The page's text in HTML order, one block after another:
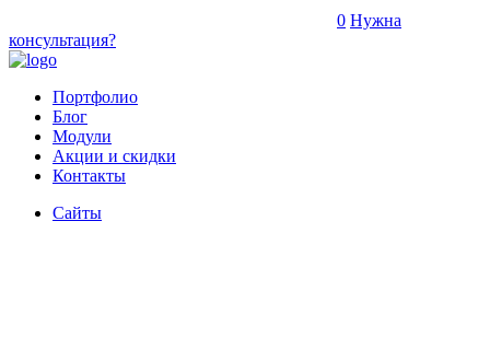
0 Нужна
консультация?
Портфолио
Блог
Модули
Акции и скидки
Контакты
Сайты